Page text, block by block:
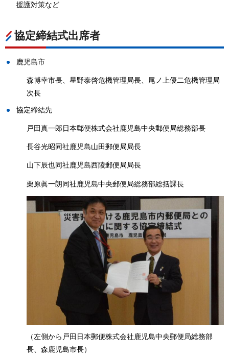
援護対策など
協定締結式出席者
鹿児島市
森博幸市長、星野泰啓危機管理局長、尾ノ上優二危機管理局
次長
協定締結先
戸田真一郎日本郵便株式会社鹿児島中央郵便局総務部長
長谷光昭同社鹿児島山田郵便局局長
山下辰也同社鹿児島西陵郵便局局長
栗原眞一朗同社鹿児島中央郵便局総務部総括課長
（左側から戸田日本郵便株式会社鹿児島中央郵便局総務部
長、森鹿児島市長）